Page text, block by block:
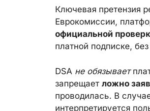
Ключевая претензия
Еврокомиссии,
официальной
платной подписке,
DSA не обязывает
запрещает ложно
проводилась. В
интерпретируется